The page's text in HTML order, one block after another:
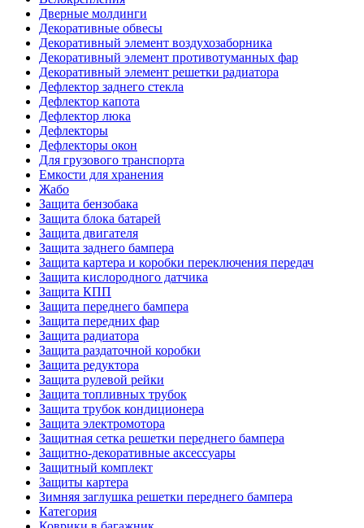
Дверные молдинги
Декоративные обвесы
Декоративный элемент воздухозаборника
Декоративный элемент противотуманных фар
Декоративный элемент решетки радиатора
Дефлектор заднего стекла
Дефлектор капота
Дефлектор люка
Дефлекторы
Дефлекторы окон
Для грузового транспорта
Емкости для хранения
Жабо
Защита бензобака
Защита блока батарей
Защита двигателя
Защита заднего бампера
Защита картера и коробки переключения передач
Защита кислородного датчика
Защита КПП
Защита переднего бампера
Защита передних фар
Защита радиатора
Защита раздаточной коробки
Защита редуктора
Защита рулевой рейки
Защита топливных трубок
Защита трубок кондиционера
Защита электромотора
Защитная сетка решетки переднего бампера
Защитно-декоративные аксессуары
Защитный комплект
Защиты картера
Зимняя заглушка решетки переднего бампера
Категория